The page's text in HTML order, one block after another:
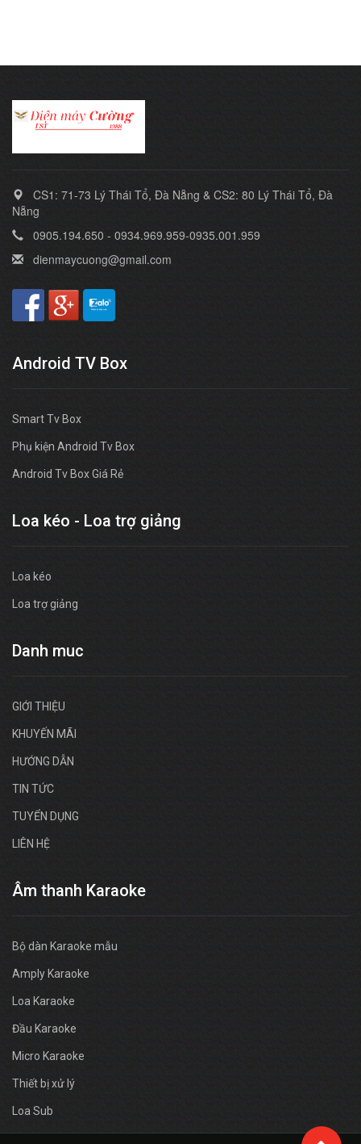
CS1: 71-73 Lý Thái Tổ, Đà Nẵng & CS2: 80 Lý Thái Tổ, Đà
Nẵng
0905.194.650 - 0934.969.959-0935.001.959
dienmaycuong@gmail.com
Android TV Box
Smart Tv Box
Phụ kiện Android Tv Box
Android Tv Box Giá Rẻ
Loa kéo - Loa trợ giảng
Loa kéo
Loa trợ giảng
Danh muc
GIỚI THIỆU
KHUYẾN MÃI
HƯỚNG DẪN
TIN TỨC
TUYỂN DỤNG
LIÊN HỆ
Âm thanh Karaoke
Bộ dàn Karaoke mẫu
Amply Karaoke
Loa Karaoke
Đầu Karaoke
Micro Karaoke
Thiết bị xử lý
Loa Sub